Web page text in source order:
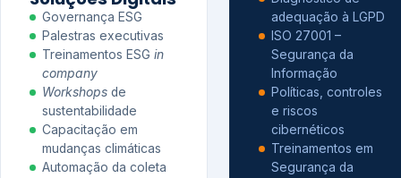
Governança ESG
Palestras executivas
Treinamentos ESG in
company
Workshops de
sustentabilidade
Capacitação em
mudanças climáticas
Automação da coleta
adequação à LGPD
ISO 27001 –
Segurança da
Informação
Políticas, controles
e riscos
cibernéticos
Treinamentos em
Segurança da